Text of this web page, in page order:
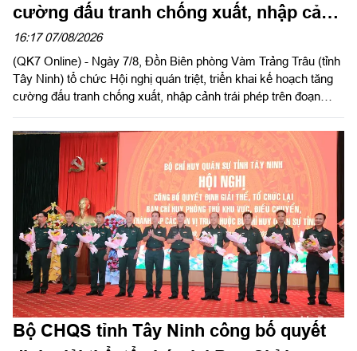
cường đấu tranh chống xuất, nhập cảnh
trái phép
16:17 07/08/2026
(QK7 Online) - Ngày 7/8, Đồn Biên phòng Vàm Trảng Trâu (tỉnh
Tây Ninh) tổ chức Hội nghị quán triệt, triển khai kế hoạch tăng
cường đấu tranh chống xuất, nhập cảnh trái phép trên đoạn
Bộ CHQS tỉnh Tây Ninh công bố quyết